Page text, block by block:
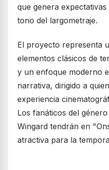
que genera
tono del largometraje.
El proyecto representa
elementos clásicos de
y un enfoque moderno
narrativa, dirigido a
experiencia
Los fanáticos del
Wingard tendrán en
atractiva para la